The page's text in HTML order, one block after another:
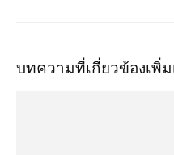
บทความที่เกี่ยวข้องเพิ่